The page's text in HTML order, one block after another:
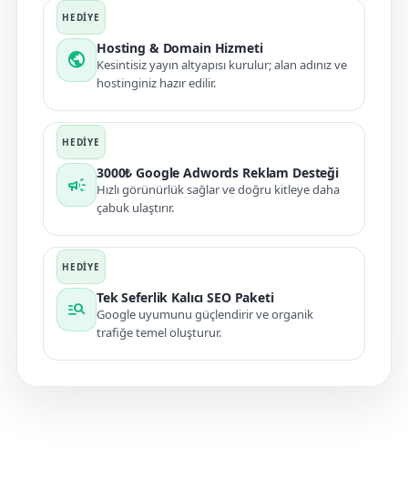
public
Hosting & Domain Hizmeti
Kesintisiz yayın altyapısı kurulur; alan adınız ve
hostinginiz hazır edilir.
campaign
3000₺ Google Adwords Reklam Desteği
Hızlı görünürlük sağlar ve doğru kitleye daha
çabuk ulaştırır.
manage_search
Tek Seferlik Kalıcı SEO Paketi
Google uyumunu güçlendirir ve organik
trafiğe temel oluşturur.